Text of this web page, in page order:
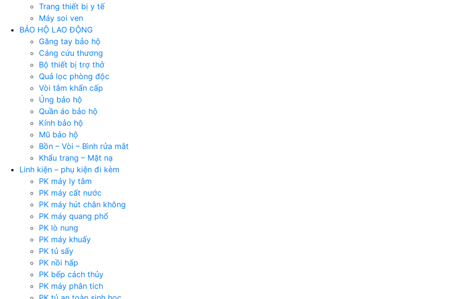
Trang thiết bị y tế
Máy soi ven
BẢO HỘ LAO ĐỘNG
Găng tay bảo hộ
Cáng cứu thương
Bộ thiết bị trợ thở
Quả lọc phòng độc
Vòi tắm khẩn cấp
Ủng bảo hộ
Quần áo bảo hộ
Kính bảo hộ
Mũ bảo hộ
Bồn – Vòi – Bình rửa mắt
Khẩu trang – Mặt nạ
Linh kiện – phụ kiện đi kèm
PK máy ly tâm
PK máy cất nước
PK máy hút chân không
PK máy quang phổ
PK lò nung
PK máy khuấy
PK tủ sấy
PK nồi hấp
PK bếp cách thủy
PK máy phân tích